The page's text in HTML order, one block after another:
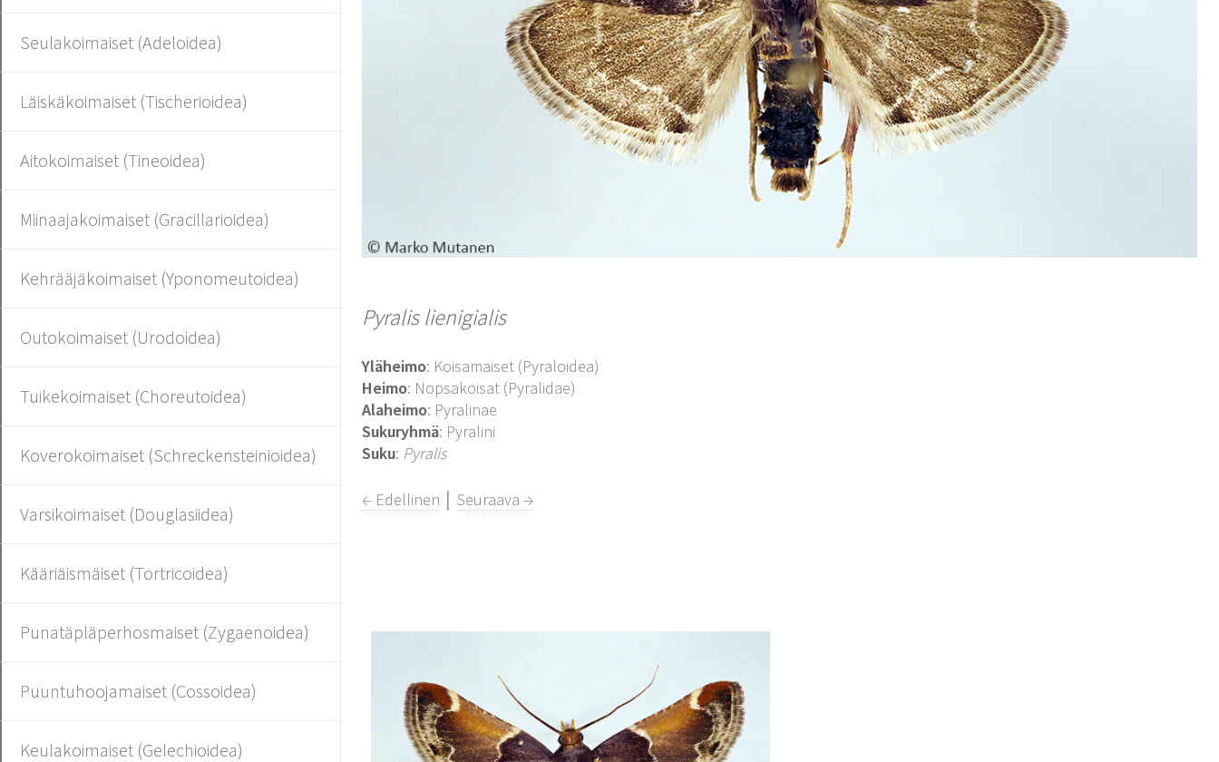
Seulakoimaiset (Adeloidea)
Läiskäkoimaiset (Tischerioidea)
Aitokoimaiset (Tineoidea)
Miinaajakoimaiset (Gracillarioidea)
Kehrääjäkoimaiset (Yponomeutoidea)
Outokoimaiset (Urodoidea)
Tuikekoimaiset (Choreutoidea)
Koverokoimaiset (Schreckensteinioidea)
Varsikoimaiset (Douglasiidea)
Kääriäismäiset (Tortricoidea)
Punatäpläperhosmaiset (Zygaenoidea)
Puuntuhoojamaiset (Cossoidea)
Keulakoimaiset (Gelechioidea)
Pyralis lienigialis
Yläheimo: Koisamaiset (Pyraloidea)
Heimo: Nopsakoisat (Pyralidae)
Alaheimo: Pyralinae
Sukuryhmä: Pyralini
Suku: Pyralis
← Edellinen │Seuraava →